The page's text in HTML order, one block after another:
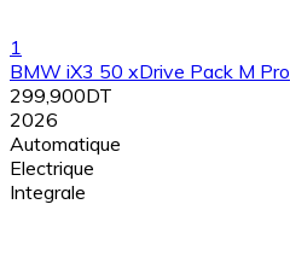
1
BMW iX3 50 xDrive Pack M Pro
299,900DT
2026
Automatique
Electrique
Integrale